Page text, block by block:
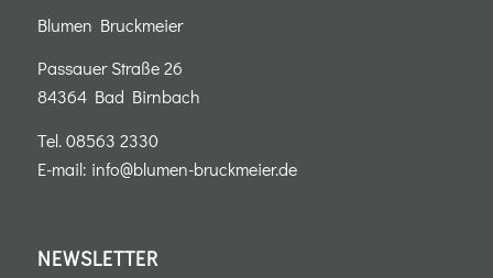
Blumen Bruckmeier
Passauer Straße 26
84364 Bad Birnbach
Tel.08563 2330
E-mail: info@blumen-bruckmeier.de
NEWSLETTER